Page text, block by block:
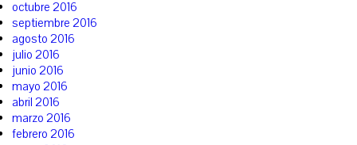
octubre 2016
septiembre 2016
agosto 2016
julio 2016
junio 2016
mayo 2016
abril 2016
marzo 2016
febrero 2016